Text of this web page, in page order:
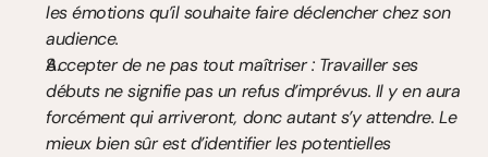
les émotions qu’il souhaite faire déclencher chez son
audience.
Accepter de ne pas tout maîtriser : Travailler ses
débuts ne signifie pas un refus d’imprévus. Il y en aura
forcément qui arriveront, donc autant s’y attendre. Le
mieux bien sûr est d’identifier les potentielles